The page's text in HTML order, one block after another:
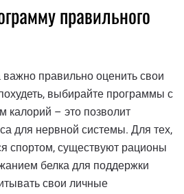
правильного
правильно оценить свои
выбирайте программы с
– это позволит
для нервной системы. Для тех,
спортом, существуют рационы
белка для поддержки
свои личные